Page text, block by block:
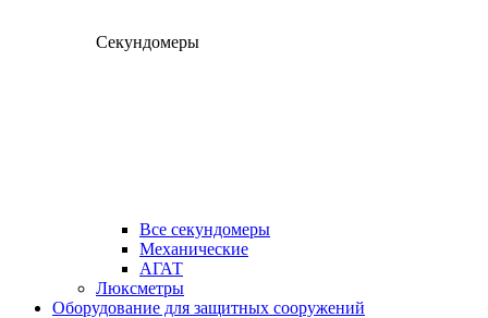
Секундомеры
Все секундомеры
Механические
АГАТ
Люксметры
Оборудование для защитных сооружений